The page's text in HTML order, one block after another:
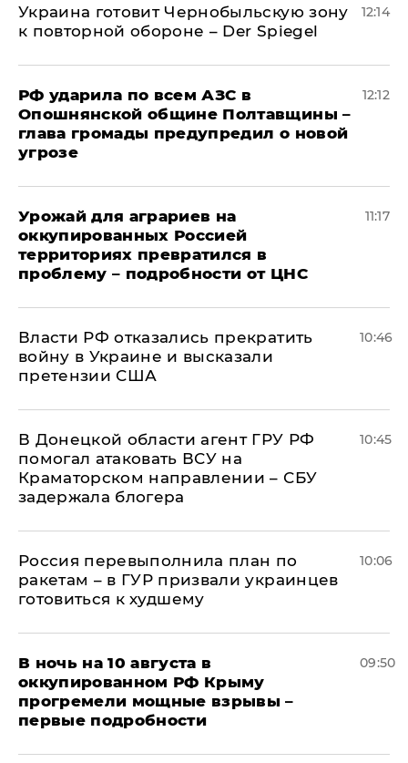
Украина готовит Чернобыльскую зону
к повторной обороне – Der Spiegel
12:14
РФ ударила по всем АЗС в
Опошнянской общине Полтавщины –
глава громады предупредил о новой
угрозе
12:12
Урожай для аграриев на
оккупированных Россией
территориях превратился в
проблему – подробности от ЦНС
11:17
Власти РФ отказались прекратить
войну в Украине и высказали
претензии США
10:46
В Донецкой области агент ГРУ РФ
помогал атаковать ВСУ на
Краматорском направлении – СБУ
задержала блогера
10:45
Россия перевыполнила план по
ракетам – в ГУР призвали украинцев
готовиться к худшему
10:06
В ночь на 10 августа в
оккупированном РФ Крыму
прогремели мощные взрывы –
первые подробности
09:50